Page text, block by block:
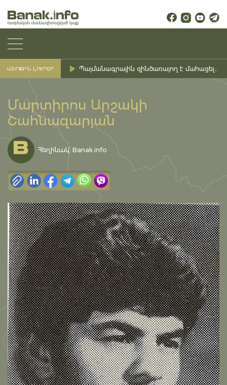
ՎԵՐՋԻՆ ԼՈՒՐԵՐ Պայմանագրային զինծառայող է մահացել․
Մարտիրոս Արշակի
Շահնազարյան
Հեղինակ՝ Banak.info